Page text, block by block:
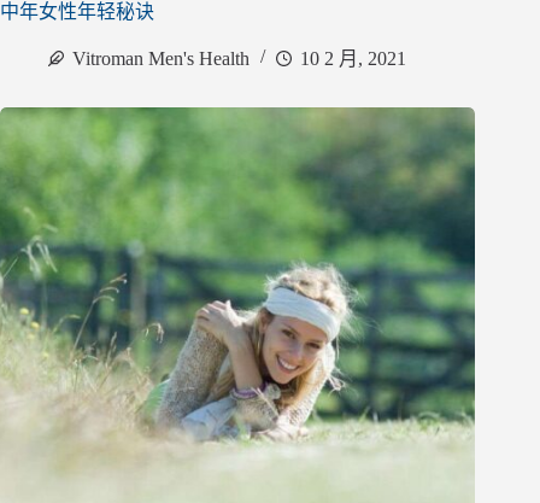
中年女性年轻秘诀
Vitroman Men's Health 10 2 月, 2021